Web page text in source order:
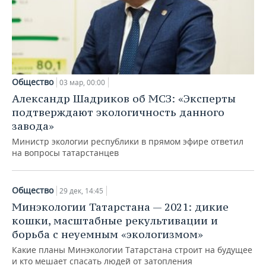
Общество 03 мар, 00:00
Александр Шадриков об МСЗ: «Эксперты
подтверждают экологичность данного
завода»
Министр экологии республики в прямом эфире ответил
на вопросы татарстанцев
Общество 29 дек, 14:45
Минэкологии Татарстана — 2021: дикие
кошки, масштабные рекультивации и
борьба с неуемным «экологизмом»
Какие планы Минэкологии Татарстана строит на будущее
и кто мешает спасать людей от затопления